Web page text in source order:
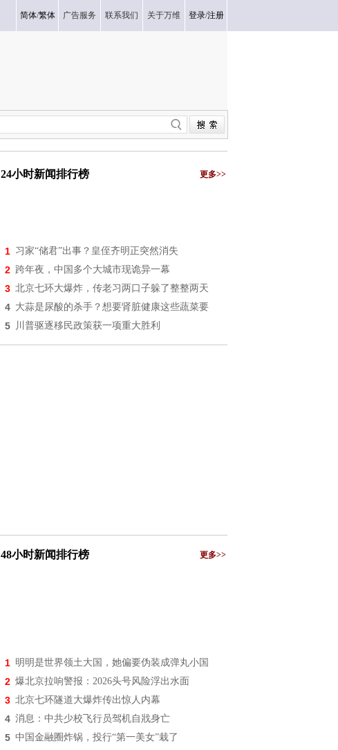
简体/繁体 广告服务 联系我们 关于万维 登录/注册
24小时新闻排行榜 更多>>
1 习家“储君”出事？皇侄齐明正突然消失
2 跨年夜，中国多个大城市现诡异一幕
3 北京七环大爆炸，传老习两口子躲了整整两天
4 大蒜是尿酸的杀手？想要肾脏健康这些蔬菜要
5 川普驱逐移民政策获一项重大胜利
48小时新闻排行榜 更多>>
1 明明是世界领土大国，她偏要伪装成弹丸小国
2 爆北京拉响警报：2026头号风险浮出水面
3 北京七环隧道大爆炸传出惊人内幕
4 消息：中共少校飞行员驾机自戕身亡
5 中国金融圈炸锅，投行“第一美女”栽了